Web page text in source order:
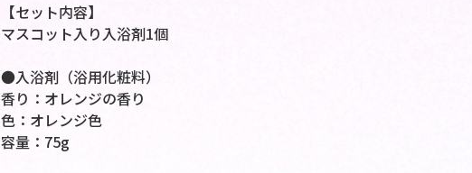
【セット内容】
マスコット入り入浴剤1個
●入浴剤（浴用化粧料）
香り：オレンジの香り
色：オレンジ色
容量：75g